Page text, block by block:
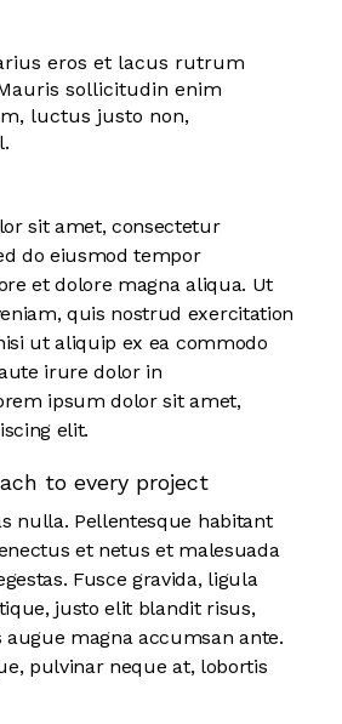
eros et lacus rutrum
sollicitudin enim
luctus justo non,
sit amet, consectetur
do eiusmod tempor
et dolore magna aliqua. Ut
quis nostrud exercitation
ut aliquip ex ea commodo
irure dolor in
ipsum dolor sit amet,
elit.
to every project
nulla. Pellentesque habitant
et netus et malesuada
Fusce gravida, ligula
justo elit blandit risus,
magna accumsan ante.
pulvinar neque at, lobortis